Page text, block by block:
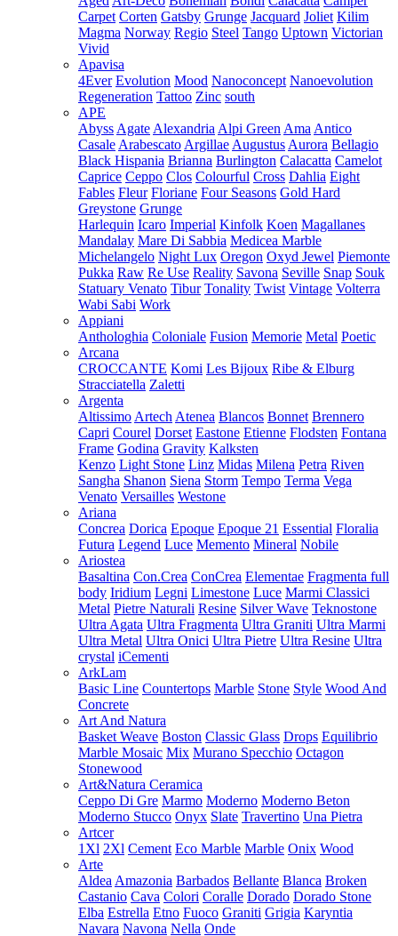
Carpet Corten Gatsby Grunge Jacquard Joliet Kilim
Magma Norway Regio Steel Tango Uptown Victorian
Vivid
Apavisa
4Ever Evolution Mood Nanoconcept Nanoevolution
Regeneration Tattoo Zinc south
APE
Abyss Agate Alexandria Alpi Green Ama Antico
Casale Arabescato Argillae Augustus Aurora Bellagio
Black Hispania Brianna Burlington Calacatta Camelot
Caprice Ceppo Clos Colourful Cross Dahlia Eight
Fables Fleur Floriane Four Seasons Gold Hard
Greystone Grunge
Harlequin Icaro Imperial Kinfolk Koen Magallanes
Mandalay Mare Di Sabbia Medicea Marble
Michelangelo Night Lux Oregon Oxyd Jewel Piemonte
Pukka Raw Re Use Reality Savona Seville Snap Souk
Statuary Venato Tibur Tonality Twist Vintage Volterra
Wabi Sabi Work
Appiani
Anthologhia Coloniale Fusion Memorie Metal Poetic
Arcana
CROCCANTE Komi Les Bijoux Ribe & Elburg
Stracciatella Zaletti
Argenta
Altissimo Artech Atenea Blancos Bonnet Brennero
Capri Courel Dorset Eastone Etienne Flodsten Fontana
Frame Godina Gravity Kalksten
Kenzo Light Stone Linz Midas Milena Petra Riven
Sangha Shanon Siena Storm Tempo Terma Vega
Venato Versailles Westone
Ariana
Concrea Dorica Epoque Epoque 21 Essential Floralia
Futura Legend Luce Memento Mineral Nobile
Ariostea
Basaltina Con.Crea ConCrea Elementae Fragmenta full
body Iridium Legni Limestone Luce Marmi Classici
Metal Pietre Naturali Resine Silver Wave Teknostone
Ultra Agata Ultra Fragmenta Ultra Graniti Ultra Marmi
Ultra Metal Ultra Onici Ultra Pietre Ultra Resine Ultra
crystal iCementi
ArkLam
Basic Line Countertops Marble Stone Style Wood And
Concrete
Art And Natura
Basket Weave Boston Classic Glass Drops Equilibrio
Marble Mosaic Mix Murano Specchio Octagon
Stonewood
Art&Natura Ceramica
Ceppo Di Gre Marmo Moderno Moderno Beton
Moderno Stucco Onyx Slate Travertino Una Pietra
Artcer
1Xl 2Xl Cement Eco Marble Marble Onix Wood
Arte
Aldea Amazonia Barbados Bellante Blanca Broken
Castanio Cava Colori Coralle Dorado Dorado Stone
Elba Estrella Etno Fuoco Graniti Grigia Karyntia
Navara Navona Nella Onde